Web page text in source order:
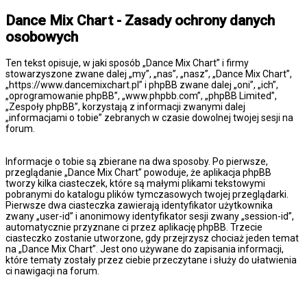
Dance Mix Chart - Zasady ochrony danych
osobowych
Ten tekst opisuje, w jaki sposób „Dance Mix Chart” i firmy
stowarzyszone zwane dalej „my”, „nas”, „nasz”, „Dance Mix Chart”,
„https://www.dancemixchart.pl” i phpBB zwane dalej „oni”, „ich”,
„oprogramowanie phpBB”, „www.phpbb.com”, „phpBB Limited”,
„Zespoły phpBB”, korzystają z informacji zwanymi dalej
„informacjami o tobie” zebranych w czasie dowolnej twojej sesji na
forum.
Informacje o tobie są zbierane na dwa sposoby. Po pierwsze,
przeglądanie „Dance Mix Chart” powoduje, że aplikacja phpBB
tworzy kilka ciasteczek, które są małymi plikami tekstowymi
pobranymi do katalogu plików tymczasowych twojej przeglądarki.
Pierwsze dwa ciasteczka zawierają identyfikator użytkownika
zwany „user-id” i anonimowy identyfikator sesji zwany „session-id”,
automatycznie przyznane ci przez aplikację phpBB. Trzecie
ciasteczko zostanie utworzone, gdy przejrzysz chociaż jeden temat
na „Dance Mix Chart”. Jest ono używane do zapisania informacji,
które tematy zostały przez ciebie przeczytane i służy do ułatwienia
ci nawigacji na forum.